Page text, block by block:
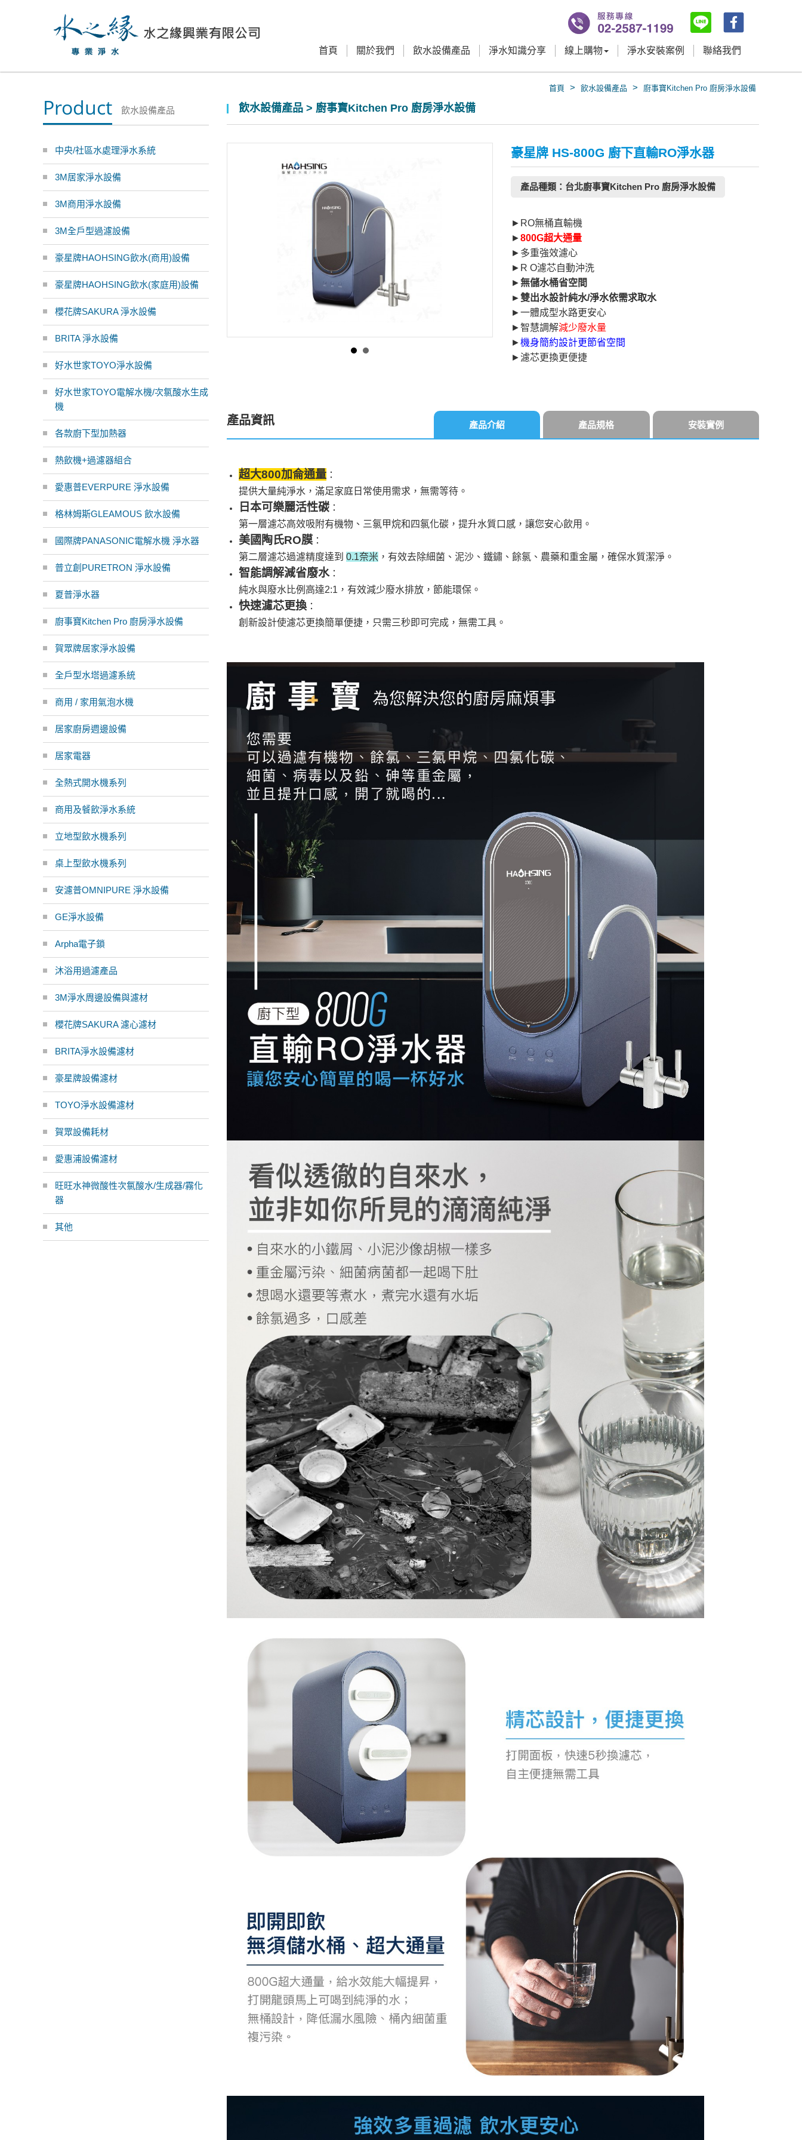
首頁 關於我們 飲水設備產品 淨水知識分享 線上購物 淨水安裝案例 聯絡我們
首頁 > 飲水設備產品 > 廚事寶Kitchen Pro 廚房淨水設備
飲水設備產品 > 廚事寶Kitchen Pro 廚房淨水設備
豪星牌 HS-800G 廚下直輸RO淨水器
產品種類：台北廚事寶Kitchen Pro 廚房淨水設備
►RO無桶直輸機
►800G超大通量
►多重強效濾心
►R O濾芯自動沖洗
►無儲水桶省空間
►雙出水設計純水/淨水依需求取水
►一體成型水路更安心
►智慧調解減少廢水量
►機身簡約設計更節省空間
►濾芯更換更便捷
產品資訊 產品介紹 產品規格 安裝實例
超大800加侖通量：
提供大量純淨水，滿足家庭日常使用需求，無需等待。
日本可樂麗活性碳：
第一層濾芯高效吸附有機物、三氯甲烷和四氯化碳，提升水質口感，讓您安心飲用。
美國陶氏RO膜：
第二層濾芯過濾精度達到 0.1奈米 ，有效去除細菌、泥沙、鐵鏽、餘氯、農藥和重金屬，確保水質潔淨。
智能調解減省廢水：
純水與廢水比例高達2:1，有效減少廢水排放，節能環保。
快速濾芯更換：
創新設計使濾芯更換簡單便捷，只需三秒即可完成，無需工具。
Product 飲水設備產品
中央/社區水處理淨水系統
3M居家淨水設備
3M商用淨水設備
3M全戶型過濾設備
豪星牌HAOHSING飲水(商用)設備
豪星牌HAOHSING飲水(家庭用)設備
櫻花牌SAKURA 淨水設備
BRITA 淨水設備
好水世家TOYO淨水設備
好水世家TOYO電解水機/次氯酸水生成
機
各款廚下型加熱器
熱飲機+過濾器組合
愛惠普EVERPURE 淨水設備
格林姆斯GLEAMOUS 飲水設備
國際牌PANASONIC電解水機 淨水器
普立創PURETRON 淨水設備
夏普淨水器
廚事寶Kitchen Pro 廚房淨水設備
賀眾牌居家淨水設備
全戶型水塔過濾系統
商用 / 家用氣泡水機
居家廚房週邊設備
居家電器
全熱式開水機系列
商用及餐飲淨水系統
立地型飲水機系列
桌上型飲水機系列
安濾普OMNIPURE 淨水設備
GE淨水設備
Arpha電子鎖
沐浴用過濾產品
3M淨水周邊設備與濾材
櫻花牌SAKURA 濾心濾材
BRITA淨水設備濾材
豪星牌設備濾材
TOYO淨水設備濾材
賀眾設備耗材
愛惠浦設備濾材
旺旺水神微酸性次氯酸水/生成器/霧化
器
其他